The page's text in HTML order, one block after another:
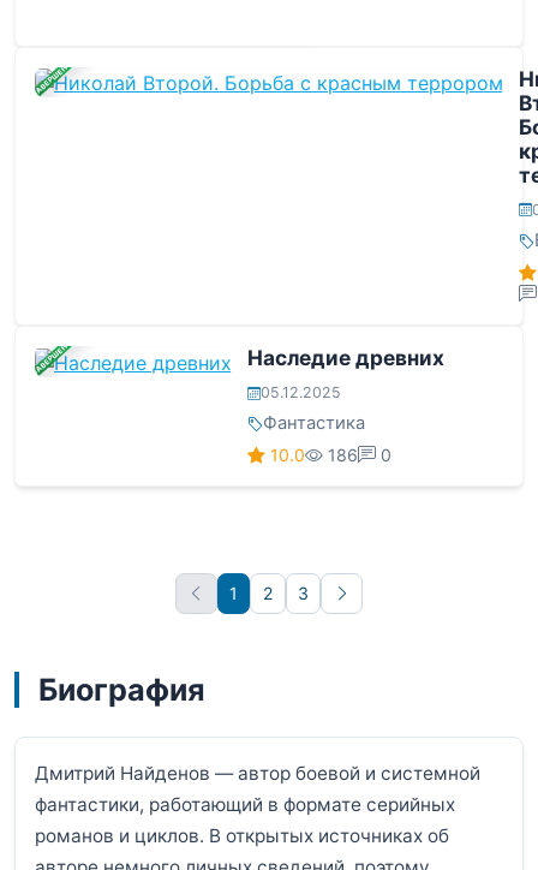
ЗАВЕРШЕНА
ЗАВЕРШЕНА Наследие древних
05.12.2025
Фантастика
10.0 186 0
1 2 3
Вперёд
Биография
Дмитрий Найденов — автор боевой и системной
фантастики, работающий в формате серийных
романов и циклов. В открытых источниках об